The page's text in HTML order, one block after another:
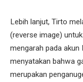
Lebih lanjut, Tirto
(reverse image)
mengarah pada akun
menyatakan bahwa
merupakan